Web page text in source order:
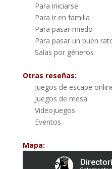
Para iniciarse
Para ir en familia
Para pasar miedo
Para pasar un buen
Salas por géneros
Otras reseñas:
Juegos de escape
Juegos de mesa
Videojuegos
Eventos
Mapa: